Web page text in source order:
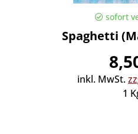
sofort
Spaghetti
inkl. MwSt.
1